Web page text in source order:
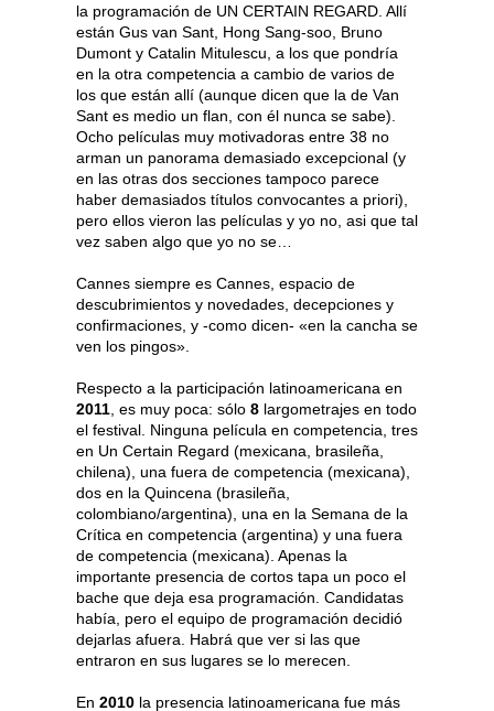
la programación de UN CERTAIN REGARD. Allí
están Gus van Sant, Hong Sang-soo, Bruno
Dumont y Catalin Mitulescu, a los que pondría
en la otra competencia a cambio de varios de
los que están allí (aunque dicen que la de Van
Sant es medio un flan, con él nunca se sabe).
Ocho películas muy motivadoras entre 38 no
arman un panorama demasiado excepcional (y
en las otras dos secciones tampoco parece
haber demasiados títulos convocantes a priori),
pero ellos vieron las películas y yo no, asi que tal
vez saben algo que yo no se…
Cannes siempre es Cannes, espacio de
descubrimientos y novedades, decepciones y
confirmaciones, y -como dicen- «en la cancha se
ven los pingos».
Respecto a la participación latinoamericana en
2011 , es muy poca: sólo 8 largometrajes en todo
el festival. Ninguna película en competencia, tres
en Un Certain Regard (mexicana, brasileña,
chilena), una fuera de competencia (mexicana),
dos en la Quincena (brasileña,
colombiano/argentina), una en la Semana de la
Crítica en competencia (argentina) y una fuera
de competencia (mexicana). Apenas la
importante presencia de cortos tapa un poco el
bache que deja esa programación. Candidatas
había, pero el equipo de programación decidió
dejarlas afuera. Habrá que ver si las que
entraron en sus lugares se lo merecen.
En 2010 la presencia latinoamericana fue más